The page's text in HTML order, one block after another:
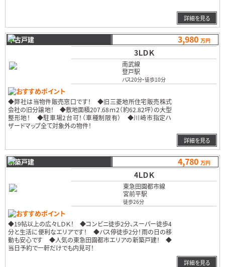
詳細を見る
中古戸建 3,980 万円
3ＬＤＫ
南武線
登戸駅
バス20分・徒歩10分
詳細を見る
おすすめポイント
◆弊社は当物件販売窓口です！ ◆旧三菱地所住宅販売株式
会社の旧分譲地！ ◆敷地面積207.68ｍ2（約62.82坪）の大型
整形地！ ◆駐車場2台可！（車種制限有） ◆川崎市指定ハ
ザードマップ全て対象外の物件！
新築戸建 4,780 万円
4ＬＤＫ
東急田園都市線
宮前平駅
徒歩26分
詳細を見る
おすすめポイント
◆19帖以上の広々ＬＤＫ！ ◆コンビニ徒歩2分、スーパー徒歩4
分と生活に便利なエリアです！ ◆バス停徒歩2分！雨の日の移
動も安心です ◆人気の東急田園都市エリアの新築戸建！ ◆
当日予約で一軒だけでも内見可！